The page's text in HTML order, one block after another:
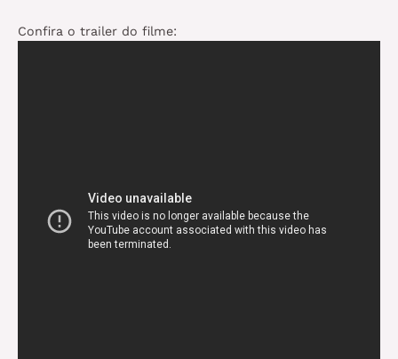
Confira o trailer do filme: